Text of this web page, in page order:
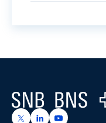
Logo
https://x.com/
https://https://